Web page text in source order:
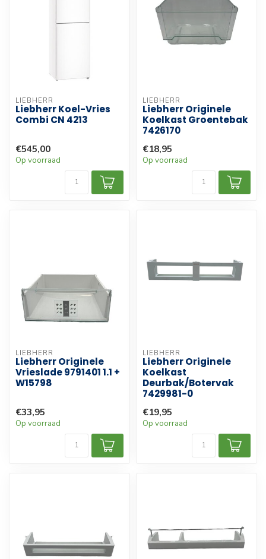
LIEBHERR
Liebherr Koel-Vries
Combi CN 4213
€545,00
Op voorraad
LIEBHERR
Liebherr Originele
Koelkast Groentebak
7426170
€18,95
Op voorraad
LIEBHERR
Liebherr Originele
Vrieslade 9791401 1.1 +
W15798
€33,95
Op voorraad
LIEBHERR
Liebherr Originele
Koelkast
Deurbak/Botervak
7429981-0
€19,95
Op voorraad